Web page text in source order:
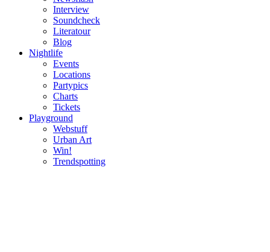
Interview
Soundcheck
Literatour
Blog
Nightlife
Events
Locations
Partypics
Charts
Tickets
Playground
Webstuff
Urban Art
Win!
Trendspotting